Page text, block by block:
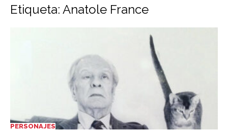
Etiqueta: Anatole France
PERSONAJES